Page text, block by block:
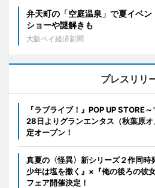
弁天町の「空庭温泉」で夏イベ
ショーや謎解きも
大阪ベイ経済新聞
プレスリリ
『ラブライブ！』POP UP STORE
28日よりグランエンタス（秋葉原
定オープン！
真夏の〈怪異〉新シリーズ２作同時
少年は塩を撒く』×『俺の後ろの彼
フェア開催決定！